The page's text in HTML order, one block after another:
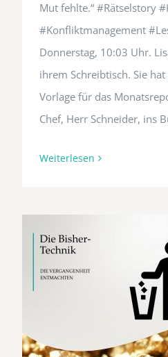
Mut fehlte.“ #Rätselstory
#Konfliktmanagement
Donnerstag, 10:03 Uhr.
ihrem Schreibtisch. Sie
Vorlage für das
Chef, Herr Schneider, ins
Weiterlesen